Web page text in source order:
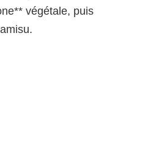
végétale, puis